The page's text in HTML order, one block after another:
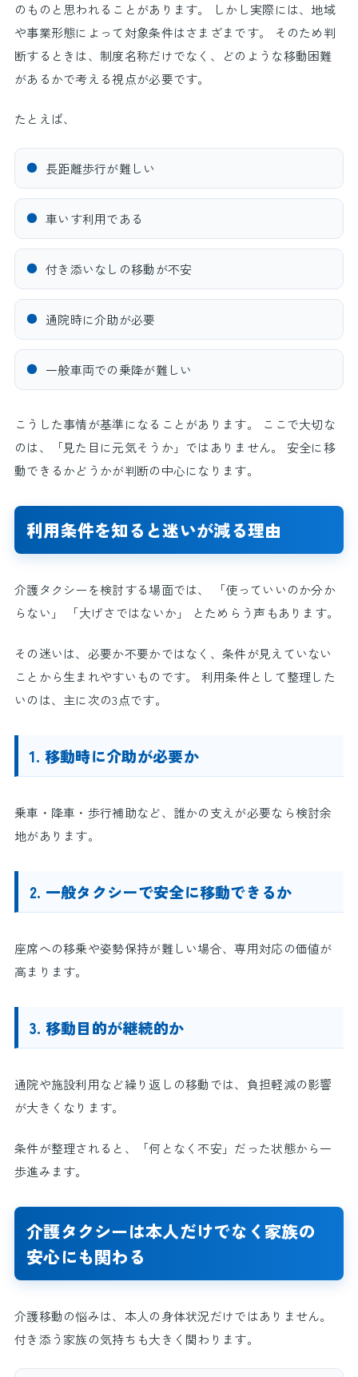
のものと思われることがあります。 しかし実際には、地域
や事業形態によって対象条件はさまざまです。 そのため判
断するときは、制度名称だけでなく、どのような移動困難
があるかで考える視点が必要です。
たとえば、
● 長距離歩行が難しい
● 車いす利用である
● 付き添いなしの移動が不安
● 通院時に介助が必要
● 一般車両での乗降が難しい
こうした事情が基準になることがあります。 ここで大切な
のは、「見た目に元気そうか」ではありません。 安全に移
動できるかどうかが判断の中心になります。
利用条件を知ると迷いが減る理由
介護タクシーを検討する場面では、 「使っていいのか分か
らない」 「大げさではないか」 とためらう声もあります。
その迷いは、必要か不要かではなく、条件が見えていない
ことから生まれやすいものです。 利用条件として整理した
いのは、主に次の3点です。
1. 移動時に介助が必要か
乗車・降車・歩行補助など、誰かの支えが必要なら検討余
地があります。
2. 一般タクシーで安全に移動できるか
座席への移乗や姿勢保持が難しい場合、専用対応の価値が
高まります。
3. 移動目的が継続的か
通院や施設利用など繰り返しの移動では、負担軽減の影響
が大きくなります。
条件が整理されると、「何となく不安」だった状態から一
歩進みます。
介護タクシーは本人だけでなく家族の
安心にも関わる
介護移動の悩みは、本人の身体状況だけではありません。
付き添う家族の気持ちも大きく関わります。